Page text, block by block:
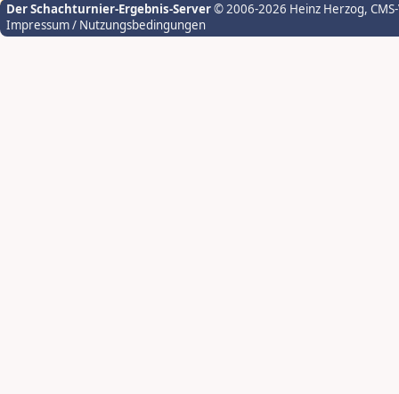
Der Schachturnier-Ergebnis-Server© 2006-2026 Heinz Herzog,
Impressum / Nutzungsbedingungen